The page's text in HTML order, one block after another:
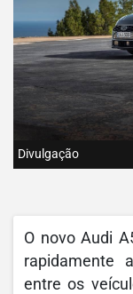
Divulgação
O novo Audi
rapidamente
entre os